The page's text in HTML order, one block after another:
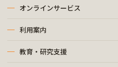
オンラインサービス
利用案内
教育・研究支援